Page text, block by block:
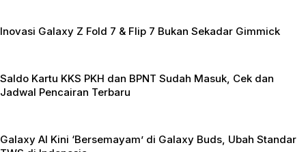
Inovasi Galaxy Z Fold 7 & Flip 7 Bukan Sekadar Gimmick
Saldo Kartu KKS PKH dan BPNT Sudah Masuk, Cek dan
Jadwal Pencairan Terbaru
Galaxy AI Kini ‘Bersemayam’ di Galaxy Buds, Ubah Standar